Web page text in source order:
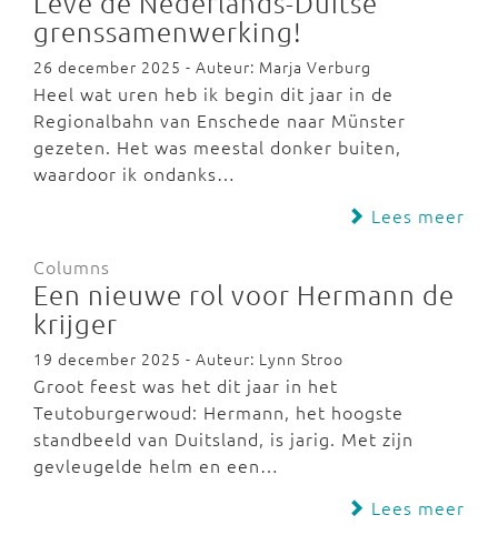
grenssamenwerking!
26 december 2025 - Auteur: Marja Verburg
Heel wat uren heb ik begin dit jaar in de
Regionalbahn van Enschede naar Münster
gezeten. Het was meestal donker buiten,
waardoor ik ondanks…
Lees meer
Columns
Een nieuwe rol voor Hermann de
krijger
19 december 2025 - Auteur: Lynn Stroo
Groot feest was het dit jaar in het
Teutoburgerwoud: Hermann, het hoogste
standbeeld van Duitsland, is jarig. Met zijn
gevleugelde helm en een…
Lees meer